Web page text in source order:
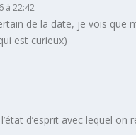
à 22:42
de la date, je vois que
est curieux)
d’esprit avec lequel on